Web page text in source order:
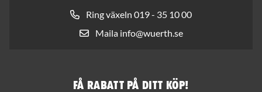
Ring växeln 019 - 35 10 00
Maila info@wuerth.se
Få rabatt på ditt köp!